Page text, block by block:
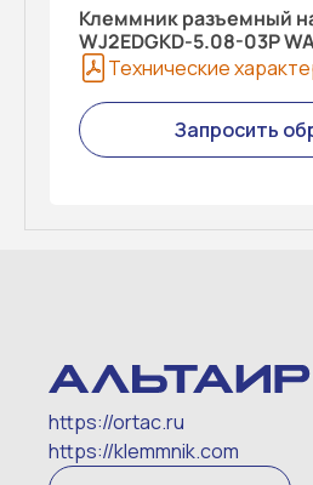
Клеммник разъемный
WJ2EDGKD-5.08-03P
Технические
Запросить
https://ortac.ru
https://klemmnik.com